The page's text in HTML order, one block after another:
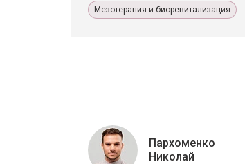
Мезотерапия и биоревитализация
Пархоменко
Николай